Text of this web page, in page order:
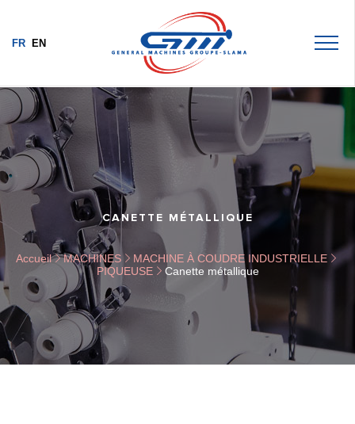
FR EN
CANETTE MÉTALLIQUE
Accueil MACHINES
MACHINE À COUDRE INDUSTRIELLE
PIQUEUSE
Canette métallique